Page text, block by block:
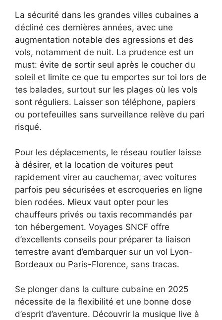
La sécurité dans les grandes villes cubaines a
décliné ces dernières années, avec une
augmentation notable des agressions et des
vols, notamment de nuit. La prudence est un
must: évite de sortir seul après le coucher du
soleil et limite ce que tu emportes sur toi lors de
tes balades, surtout sur les plages où les vols
sont réguliers. Laisser son téléphone, papiers
ou portefeuilles sans surveillance relève du pari
risqué.
Pour les déplacements, le réseau routier laisse
à désirer, et la location de voitures peut
rapidement virer au cauchemar, avec voitures
parfois peu sécurisées et escroqueries en ligne
bien rodées. Mieux vaut opter pour les
chauffeurs privés ou taxis recommandés par
ton hébergement. Voyages SNCF offre
d’excellents conseils pour préparer ta liaison
terrestre avant d’embarquer sur un vol Lyon-
Bordeaux ou Paris-Florence, sans tracas.
Se plonger dans la culture cubaine en 2025
nécessite de la flexibilité et une bonne dose
d’esprit d’aventure. Découvrir la musique live à